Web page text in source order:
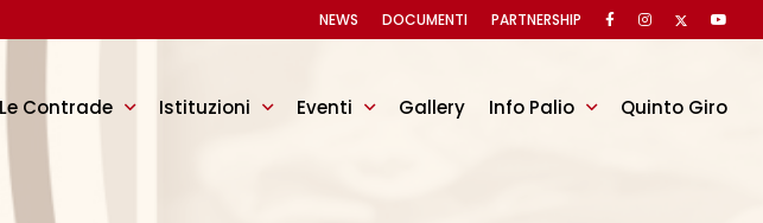
Le Contrade Istituzioni Eventi Gallery Info Palio Quinto Giro
NEWS DOCUMENTI PARTNERSHIP